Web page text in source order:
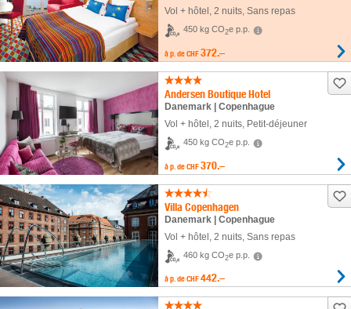
Vol + hôtel , 2 nuits, Sans repas
450 kg CO2e p.p.
à p. de CHF 372.–
Andersen Boutique Hotel
Danemark | Copenhague
Vol + hôtel 2 nuits, Petit-déjeuner
450 kg CO2e p.p.
à p. de CHF 370.–
Villa Copenhagen
Danemark | Copenhague
Vol + hôtel 2 nuits, Sans repas
460 kg CO2e p.p.
à p. de CHF 442.–